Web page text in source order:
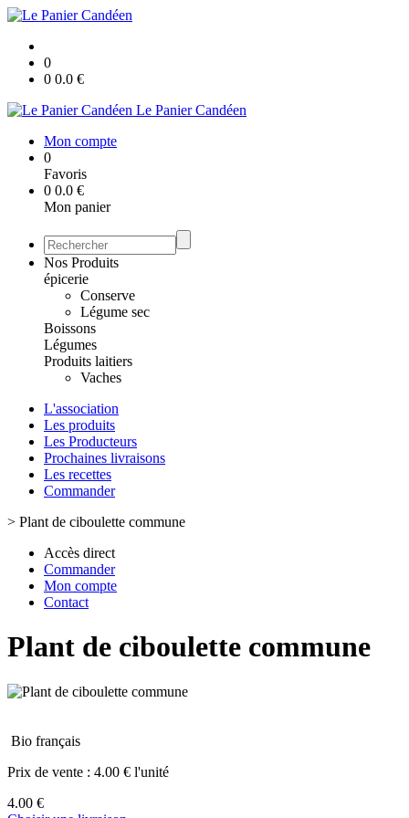
0
0 0.0 €
Le Panier Candéen
Mon compte
0
Favoris
0 0.0 €
Mon panier
Nos Produits
épicerie
Conserve
Légume sec
Boissons
Légumes
Produits laitiers
Vaches
L'association
Les produits
Les Producteurs
Prochaines livraisons
Les recettes
Commander
> Plant de ciboulette commune
Accès direct
Commander
Mon compte
Contact
Plant de ciboulette commune
Bio français
Prix de vente : 4.00 € l'unité
4.00 €